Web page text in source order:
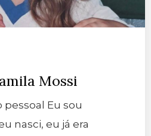
Mossi
Eu sou
nasci, eu já era